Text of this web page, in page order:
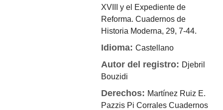
XVIII y el Expediente de
Reforma. Cuadernos de
Historia Moderna, 29, 7-44.
Idioma:Castellano
Autor del registro: Djebril
Bouzidi
Derechos: Martínez Ruiz E.
Pazzis Pi CorralesCuadernos